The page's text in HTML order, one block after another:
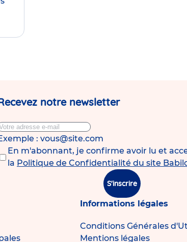
notre newsletter
: vous@site.com
En m'abonnant, je confirme avoir lu et
la Politique de Confidentialité du site
S'inscrire
Informations légales
Conditions Générales
Mentions légales